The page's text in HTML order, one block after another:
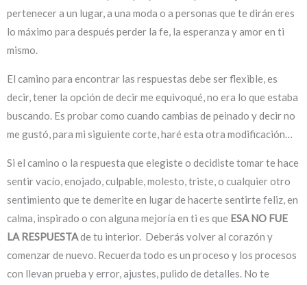
pertenecer a un lugar, a una moda o a personas que te dirán eres
lo máximo para después perder la fe, la esperanza y amor en ti
mismo.
El camino para encontrar las respuestas debe ser flexible, es
decir, tener la opción de decir me equivoqué, no era lo que estaba
buscando. Es probar como cuando cambias de peinado y decir no
me gustó, para mi siguiente corte, haré esta otra modificación…
Si el camino o la respuesta que elegiste o decidiste tomar te hace
sentir vacío, enojado, culpable, molesto, triste, o cualquier otro
sentimiento que te demerite en lugar de hacerte sentirte feliz, en
calma, inspirado o con alguna mejoría en ti es que ESA NO FUE
LA RESPUESTAde tu interior. Deberás volver al corazón y
comenzar de nuevo. Recuerda todo es un proceso y los procesos
con llevan prueba y error, ajustes, pulido de detalles. No te